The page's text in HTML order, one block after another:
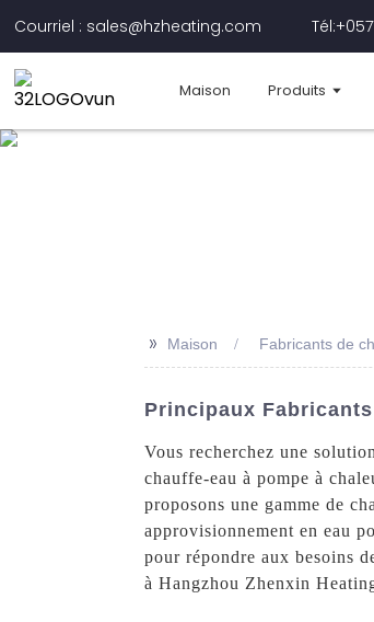
Courriel : sales@hzheating.com
Maison Produits
>> Maison Fabricants de
Principaux
Vous recherchez une
chauffe-eau à pompe à
proposons une gamme de
approvisionnement en eau
pour répondre aux besoins
à Hangzhou Zhenxin